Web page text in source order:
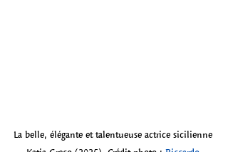
La belle, élégante et talentueuse actrice sicilienne